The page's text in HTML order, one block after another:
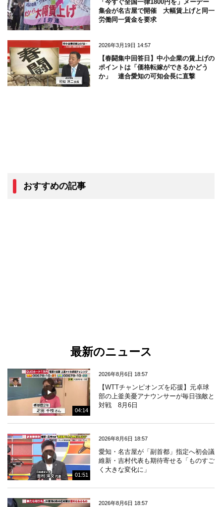
「今すぐ全国一律1800円を」メーデー
集会が名古屋で開催 大幅賃上げと同一
労働同一賃金を要求
2026年3月19日 14:57
【春闘集中回答日】中小企業の賃上げの
ポイントは「価格転嫁ができるかどう
か」 連合愛知の可知会長に直撃
おすすめの記事
最新のニュース
04:14
2026年8月6日 18:57
【WTTチャンピオンズを応援】元卓球
部の上釜美憂アナウンサーが毎日強敵と
対戦 8月6日
01:51
2026年8月6日 18:57
愛知・名古屋が「副首都」指定へ初会議
維新・吉村代表も期待寄せる「ものすご
く大きな変化に」
2026年8月6日 18:57